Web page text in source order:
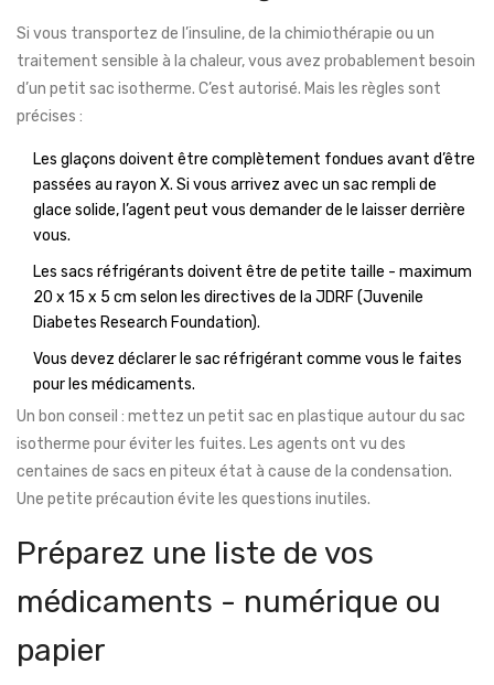
Si vous transportez de l’insuline, de la chimiothérapie ou un
traitement sensible à la chaleur, vous avez probablement besoin
d’un petit sac isotherme. C’est autorisé. Mais les règles sont
précises :
Les glaçons doivent être complètement fondues avant d’être
passées au rayon X. Si vous arrivez avec un sac rempli de
glace solide, l’agent peut vous demander de le laisser derrière
vous.
Les sacs réfrigérants doivent être de petite taille - maximum
20 x 15 x 5 cm selon les directives de la JDRF (Juvenile
Diabetes Research Foundation).
Vous devez déclarer le sac réfrigérant comme vous le faites
pour les médicaments.
Un bon conseil : mettez un petit sac en plastique autour du sac
isotherme pour éviter les fuites. Les agents ont vu des
centaines de sacs en piteux état à cause de la condensation.
Une petite précaution évite les questions inutiles.
Préparez une liste de vos
médicaments - numérique ou
papier